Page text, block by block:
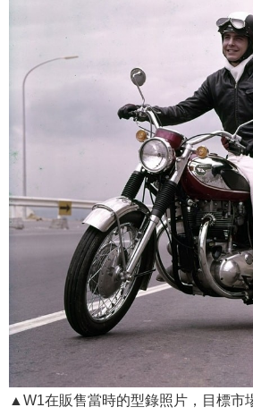
▲W1在販售當時的型錄照片，目標市